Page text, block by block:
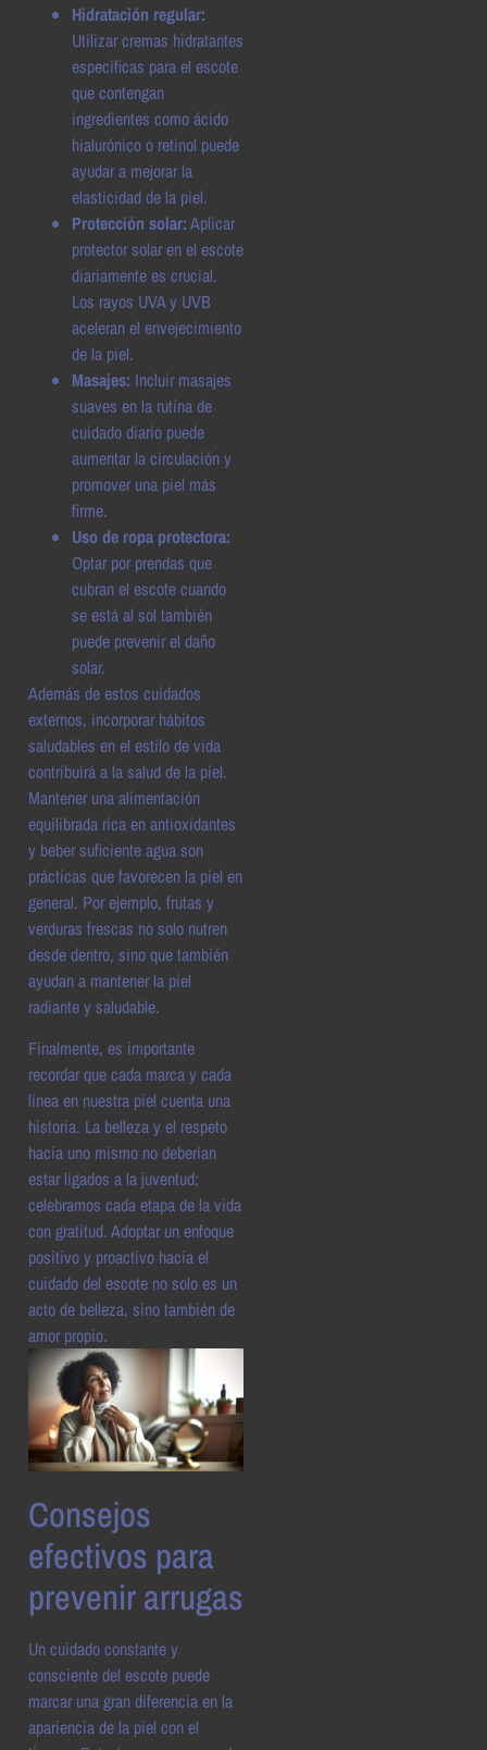
Hidratación regular:
Utilizar cremas hidratantes
específicas para el escote
que contengan
ingredientes como ácido
hialurónico o retinol puede
ayudar a mejorar la
elasticidad de la piel.
Protección solar:Aplicar
protector solar en el escote
diariamente es crucial.
Los rayos UVA y UVB
aceleran el envejecimiento
de la piel.
Masajes: Incluir masajes
suaves en la rutina de
cuidado diario puede
aumentar la circulación y
promover una piel más
firme.
Uso de ropa protectora:
Optar por prendas que
cubran el escote cuando
se está al sol también
puede prevenir el daño
solar.
Además de estos cuidados
externos, incorporar hábitos
saludables en el estilo de vida
contribuirá a la salud de la piel.
Mantener una alimentación
equilibrada rica en antioxidantes
y beber suficiente agua son
prácticas que favorecen la piel en
general. Por ejemplo, frutas y
verduras frescas no solo nutren
desde dentro, sino que también
ayudan a mantener la piel
radiante y saludable.
Finalmente, es importante
recordar que cada marca y cada
línea en nuestra piel cuenta una
historia. La belleza y el respeto
hacia uno mismo no deberían
estar ligados a la juventud;
celebramos cada etapa de la vida
con gratitud. Adoptar un enfoque
positivo y proactivo hacia el
cuidado del escote no solo es un
acto de belleza, sino también de
amor propio.
Consejos
efectivos para
prevenir arrugas
Un cuidado constante y
consciente del escote puede
marcar una gran diferencia en la
apariencia de la piel con el